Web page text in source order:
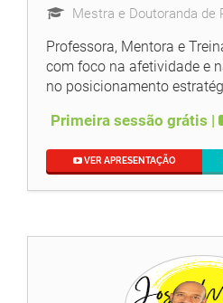
Mestra e Doutoranda de Psicossociologia - UFRJ,
Professora, Mentora e
com foco na afetividade e
no posicionamento
Primeira sessão grátis |
VER APRESENTAÇÃO